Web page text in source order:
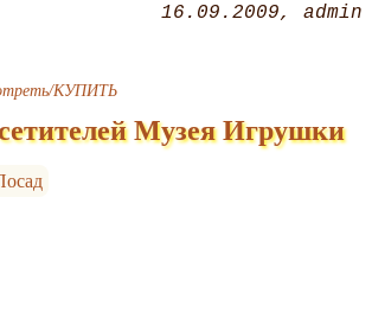
16.09.2009 admin
КУПИТЬ
Музея Игрушки